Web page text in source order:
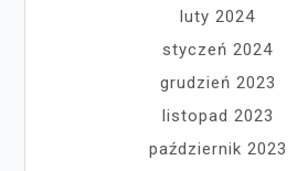
luty 2024
styczeń 2024
grudzień 2023
listopad 2023
październik 2023